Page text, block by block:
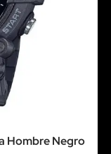
Hombre Negro